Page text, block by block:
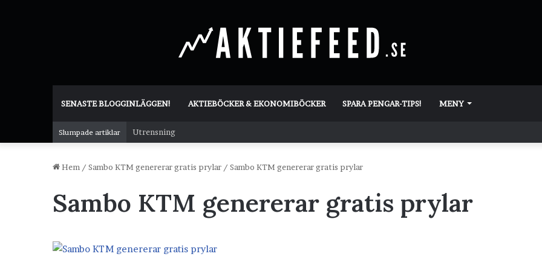
SENASTE BLOGGINLÄGGEN! AKTIEBÖCKER & EKONOMIBÖCKER SPARA PENGAR-TIPS! MENY
Slumpade artiklar Utrensning
Hem / Sambo KTM genererar gratis prylar / Sambo KTM genererar gratis prylar
Sambo KTM genererar gratis prylar